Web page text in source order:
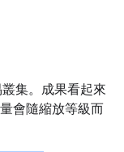
集。成果看起來
會隨縮放等級而